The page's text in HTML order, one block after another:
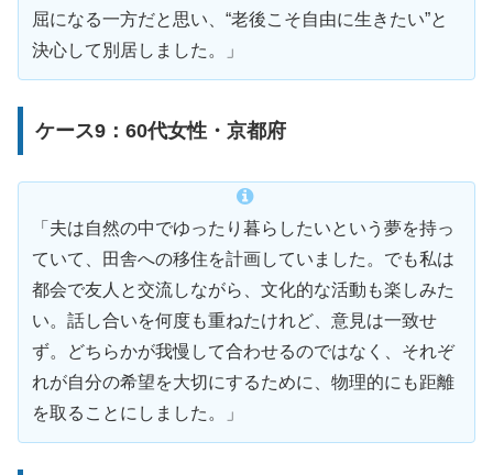
屈になる一方だと思い、“老後こそ自由に生きたい”と
決心して別居しました。」
ケース9：60代女性・京都府
「夫は自然の中でゆったり暮らしたいという夢を持っ
ていて、田舎への移住を計画していました。でも私は
都会で友人と交流しながら、文化的な活動も楽しみた
い。話し合いを何度も重ねたけれど、意見は一致せ
ず。どちらかが我慢して合わせるのではなく、それぞ
れが自分の希望を大切にするために、物理的にも距離
を取ることにしました。」